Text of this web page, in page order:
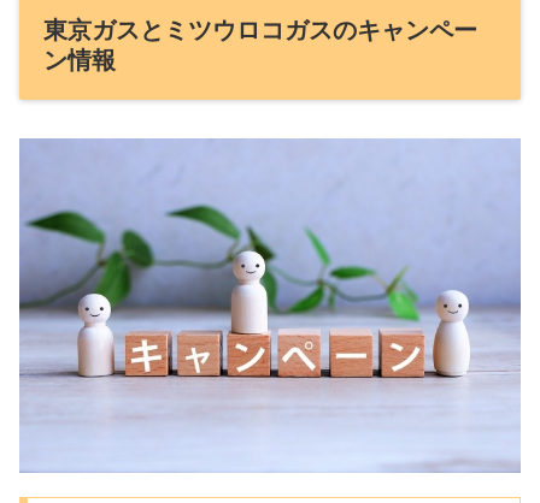
東京ガスとミツウロコガスのキャンペー
ン情報